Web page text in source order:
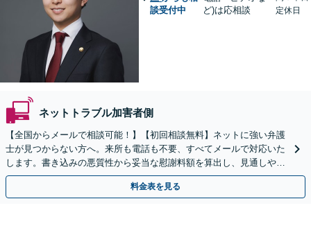
談受付中
ど)は応相談
定休日
ネットトラブル加害者側
【全国からメールで相談可能！】【初回相談無料】ネットに強い弁護
士が見つからない方へ。来所も電話も不要、すべてメールで対応いた
します。書き込みの悪質性から妥当な慰謝料額を算出し、見通しや費
用面のリスクも包み隠さずお伝えしサポートします。
料金表を見る